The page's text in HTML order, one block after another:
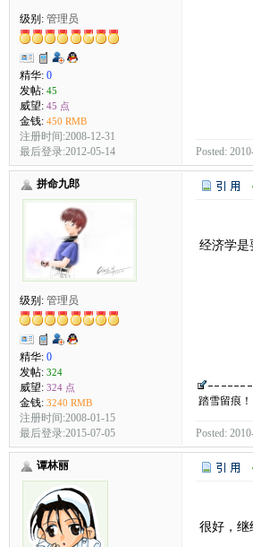
级别: 管理员
精华: 0
发帖: 45
威望: 45 点
金钱: 450 RMB
注册时间:2008-12-31
最后登录:2012-05-14
Posted:
拼命九郎
级别: 管理员
精华: 0
发帖: 324
威望: 324 点
金钱: 3240 RMB
注册时间:2008-01-15
最后登录:2015-07-05
经济学是
踏雪留痕！
Posted:
谭林丽
很好，继